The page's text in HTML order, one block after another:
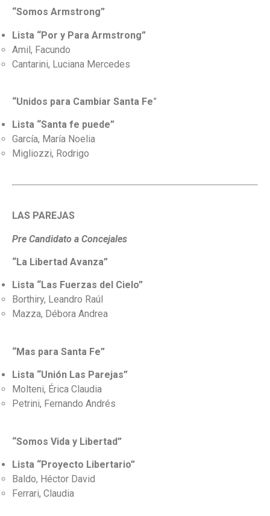
“Somos Armstrong”
Lista “Por y Para Armstrong”
Amil, Facundo
Cantarini, Luciana Mercedes
“Unidos para Cambiar Santa Fe”
Lista “Santa fe puede”
García, María Noelia
Migliozzi, Rodrigo
LAS PAREJAS
Pre Candidato a Concejales
“La Libertad Avanza”
Lista “Las Fuerzas del Cielo”
Borthiry, Leandro Raúl
Mazza, Débora Andrea
“Mas para Santa Fe”
Lista “Unión Las Parejas”
Molteni, Érica Claudia
Petrini, Fernando Andrés
“Somos Vida y Libertad”
Lista “Proyecto Libertario”
Baldo, Héctor David
Ferrari, Claudia